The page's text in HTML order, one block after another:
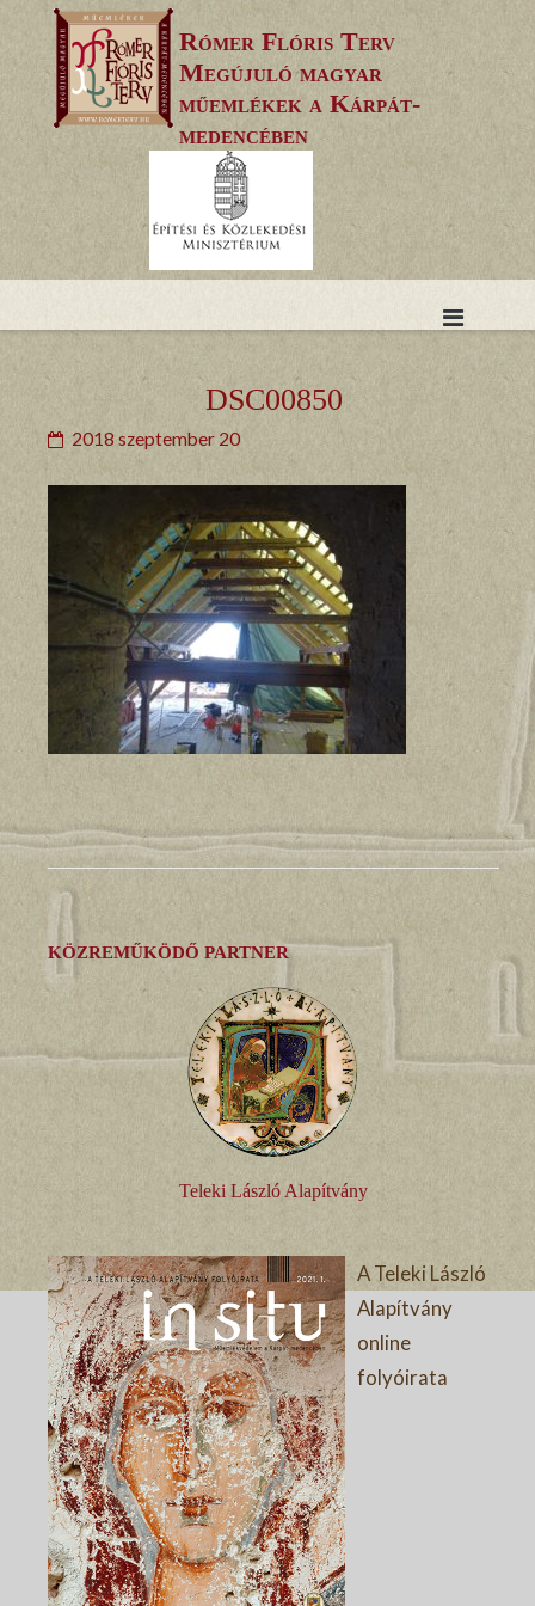
to
content
Rómer Flóris Terv
Megújuló magyar
műemlékek a Kárpát-
medencében
DSC00850
2018 szeptember 20
KÖZREMŰKÖDŐ PARTNER
Teleki László Alapítvány
A Teleki László
Alapítvány
online
folyóirata